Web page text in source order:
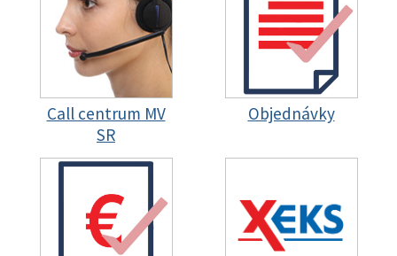
Call centrum MV
SR
Objednávky